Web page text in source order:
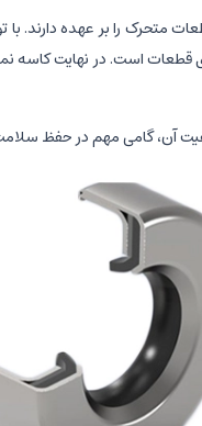
را بر عهده دارند. با
قطعات است. در نهایت
آن، گامی مهم در حفظ